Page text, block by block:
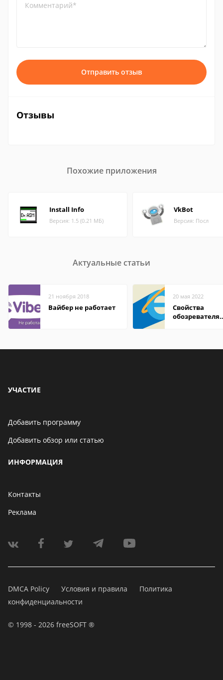
Комментарий*
Отправить отзыв
Отзывы
Похожие приложения
Install Info
Версия: 1.5 (0.21 МБ)
VkBot
Версия: Посл
Актуальные статьи
21 ноября 2018
Вайбер не работает
20 мая 2022
Свойства
обозревателя
УЧАСТИЕ
Добавить программу
Добавить обзор или статью
ИНФОРМАЦИЯ
Контакты
Реклама
DMCA Policy Условия и правила
Политика
конфиденциальности
© 1998 - 2026 freeSOFT ®